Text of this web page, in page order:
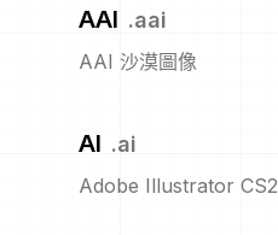
AAI .aai
AAI 沙漠圖像
AI .ai
Adobe Illustrator CS2